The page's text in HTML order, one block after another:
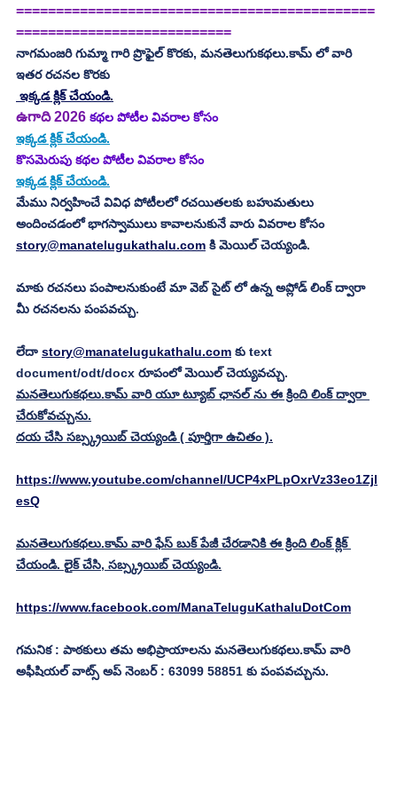
=============================================
===========================
నాగమంజరి గుమ్మా గారి ప్రొఫైల్ కొరకు, మనతెలుగుకథలు.కామ్ లో వారి
ఇతర రచనల కొరకు
ఇక్కడ క్లిక్ చేయండి.
ఉగాది 2026 కథల పోటీల వివరాల కోసం
ఇక్కడ క్లిక్ చేయండి.
కొసమెరుపు కథల పోటీల వివరాల కోసం
ఇక్కడ క్లిక్ చేయండి.
మేము నిర్వహించే వివిధ పోటీలలో రచయితలకు బహుమతులు
అందించడంలో భాగస్వాములు కావాలనుకునే వారు వివరాల కోసం
story@manatelugukathalu.com కి మెయిల్ చెయ్యండి.
మాకు రచనలు పంపాలనుకుంటే మా వెబ్ సైట్ లో ఉన్న అప్లోడ్ లింక్ ద్వారా
మీ రచనలను పంపవచ్చు.
లేదా story@manatelugukathalu.com కు text
document/odt/docx రూపంలో మెయిల్ చెయ్యవచ్చు.
మనతెలుగుకథలు.కామ్ వారి యూ ట్యూబ్ ఛానల్ ను ఈ క్రింది లింక్ ద్వారా
చేరుకోవచ్చును.
దయ చేసి సబ్స్క్రయిబ్ చెయ్యండి ( పూర్తిగా ఉచితం ).
https://www.youtube.com/channel/UCP4xPLpOxrVz33eo1Zjl
esQ
మనతెలుగుకథలు.కామ్ వారి ఫేస్ బుక్ పేజీ చేరడానికి ఈ క్రింది లింక్ క్లిక్
చేయండి. లైక్ చేసి, సబ్స్క్రయిబ్ చెయ్యండి.
https://www.facebook.com/ManaTeluguKathaluDotCom
గమనిక : పాఠకులు తమ అభిప్రాయాలను మనతెలుగుకథలు.కామ్ వారి
అఫీషియల్ వాట్స్ అప్ నెంబర్ : 63099 58851 కు పంపవచ్చును.